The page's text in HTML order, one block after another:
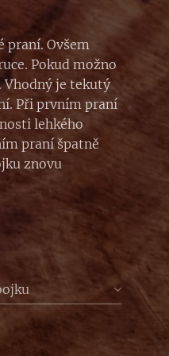
praní. Ovšem
Pokud možno
Vhodný je tekutý
Při prvním praní
lehkého
praní špatně
znovu